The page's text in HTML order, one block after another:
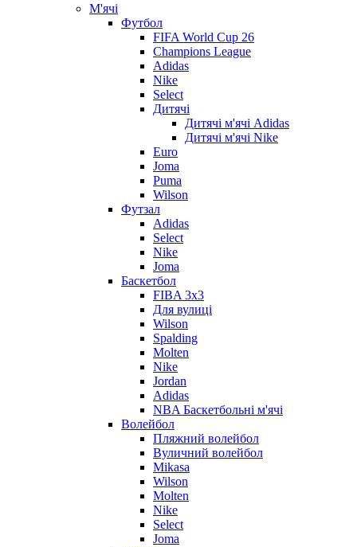
М'ячі
Футбол
FIFA World Cup 26
Champions League
Adidas
Nike
Select
Дитячі
Дитячі м'ячі Adidas
Дитячі м'ячі Nike
Euro
Joma
Puma
Wilson
Футзал
Adidas
Select
Nike
Joma
Баскетбол
FIBA 3x3
Для вулиці
Wilson
Spalding
Molten
Nike
Jordan
Adidas
NBA Баскетбольні м'ячі
Волейбол
Пляжний волейбол
Вуличний волейбол
Mikasa
Wilson
Molten
Nike
Select
Joma